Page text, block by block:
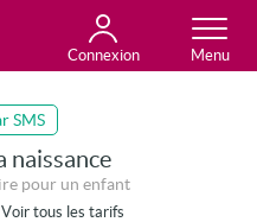
Connexion
SMS
naissance
pour un enfant
Voir tous les tarifs